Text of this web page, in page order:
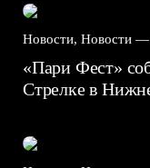
Новости, Новости —
«Пари Фест»
Стрелке в